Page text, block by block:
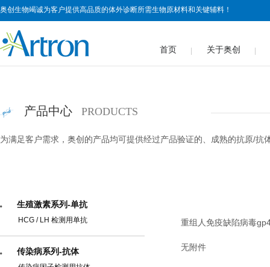
奥创生物竭诚为客户提供高品质的体外诊断所需生物原材料和关键辅料！
首页 关于奥创
产品中心 PRODUCTS
为满足客户需求，奥创的产品均可提供经过产品验证的、成熟的抗原/
生殖激素系列-单抗
HCG / LH 检测用单抗
传染病系列-抗体
重组人免疫缺陷病毒
无附件